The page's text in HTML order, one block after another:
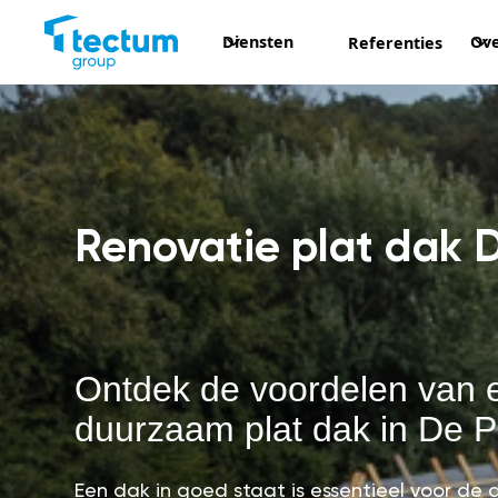
Diensten Referenties
Renovatie plat dak
Ontdek de voordelen van
duurzaam plat dak in De
Een dak in goed staat is essentieel voor de